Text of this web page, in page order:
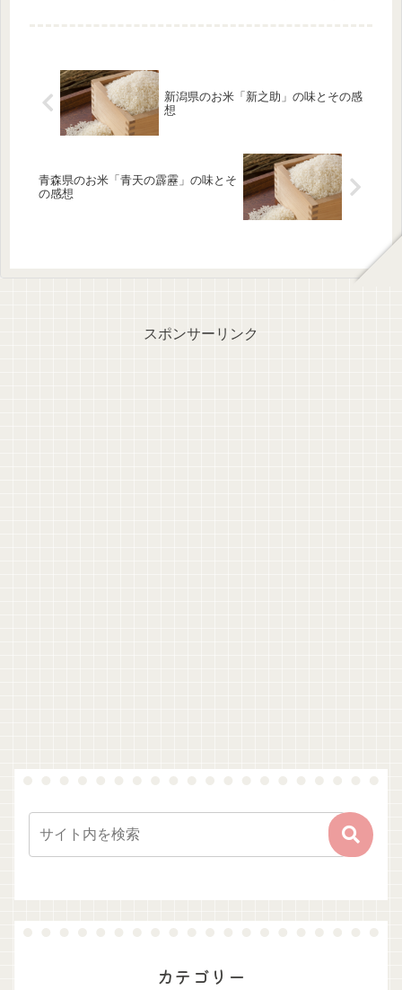
新潟県のお米「新之助」の味とその感
想
青森県のお米「青天の霹靂」の味とそ
の感想
スポンサーリンク
カテゴリー